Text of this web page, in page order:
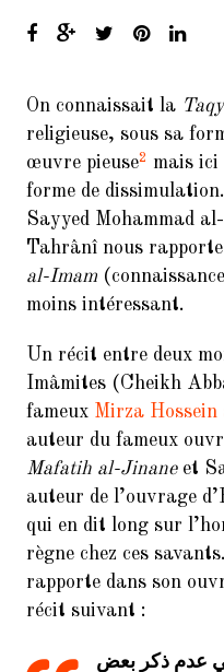
Compagnons
Croyance Chiite
Fatwa
Hadith
Mariage Temporaire
Non classé
Réfutation
Taqiya
Vidéo
ARTICLES
Al-Qadi Said Al-Qommi et
falsification du Coran
Les compagnons tentent
On connaissait la
religieuse, sous sa
œuvre pieuse2
mais ici
forme de
Sayyed Mohammad
Tahrânî nous
al-Imam
moins intéressant.
Un récit entre deux
Imâmites (Cheikh
fameux Mirza
auteur du fameux
Mafatih al-Jinaneet
auteur de l’ouvrage
qui en dit long sur
règne chez ces
rapporte dans son
récit suivant :
عدم‌ ذكر بعض‌